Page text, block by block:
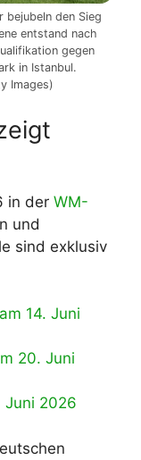
bejubeln den Sieg
entstand nach
gegen
in Istanbul.
Images)
in der WM-
und
sind exklusiv
am 14. Juni
20. Juni
Juni 2026